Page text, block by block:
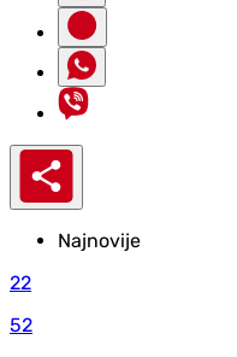
Najnovije
22
52